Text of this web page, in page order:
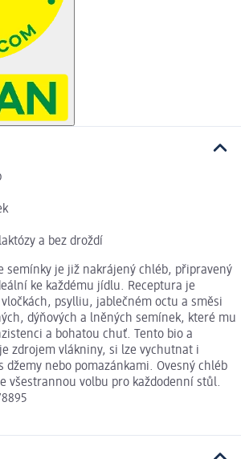
a bez droždí
semínky je již nakrájený chléb, připravený
ke každému jídlu. Receptura je
psylliu, jablečném octu a směsi
dýňových a lněných semínek, které mu
a bohatou chuť. Tento bio a
zdrojem vlákniny, si lze vychutnat i
džemy nebo pomazánkami. Ovesný chléb
všestrannou volbu pro každodenní stůl.